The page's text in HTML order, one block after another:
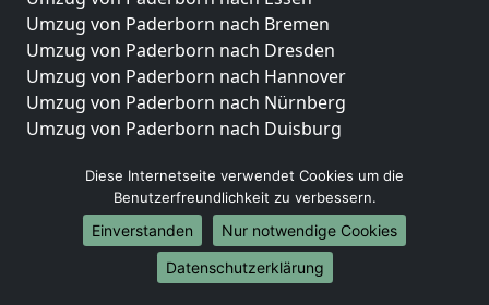
Umzug von Paderborn nach Bremen
Umzug von Paderborn nach Dresden
Umzug von Paderborn nach Hannover
Umzug von Paderborn nach Nürnberg
Umzug von Paderborn nach Duisburg
Umzug von Paderborn nach Wuppertal
Umzug von Paderborn nach Bielefeld
Umzug von Paderborn nach Bonn
Umzug von Paderborn nach Münster
Diese Internetseite verwendet Cookies um die
Benutzerfreundlichkeit zu verbessern.
Einverstanden
Nur notwendige Cookies
Datenschutzerklärung